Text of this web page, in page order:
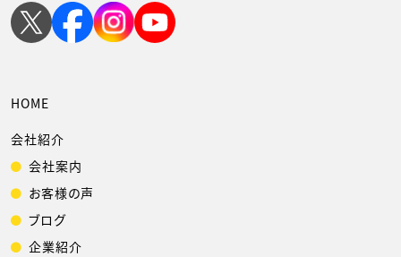
HOME
会社紹介
会社案内
お客様の声
ブログ
企業紹介